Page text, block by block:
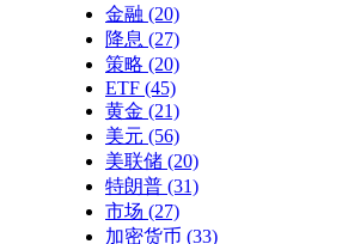
金融 (20)
降息 (27)
策略 (20)
ETF (45)
黄金 (21)
美元 (56)
美联储 (20)
特朗普 (31)
市场 (27)
加密货币 (33)